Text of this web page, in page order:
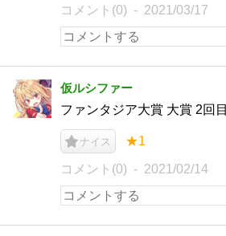
コメント(0) 2021/03/17
仮ルシファー
ファンタジア大賞 大賞 2回目
ナイス ★1
コメント(0) 2021/02/14